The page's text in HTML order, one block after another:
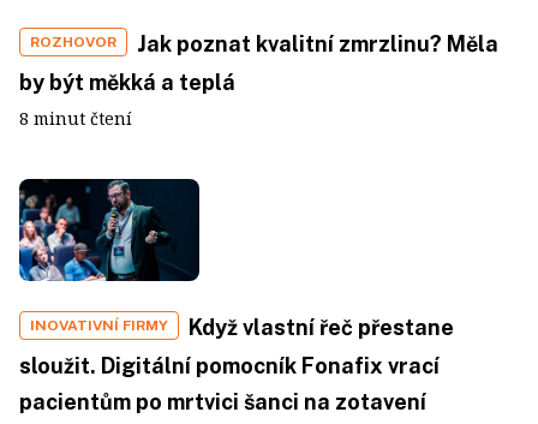
ROZHOVOR
Jak poznat kvalitní zmrzlinu? Měla
by být měkká a teplá
8 minut čtení
INOVATIVNÍ FIRMY
Když vlastní řeč přestane
sloužit. Digitální pomocník Fonafix vrací
pacientům po mrtvici šanci na zotavení